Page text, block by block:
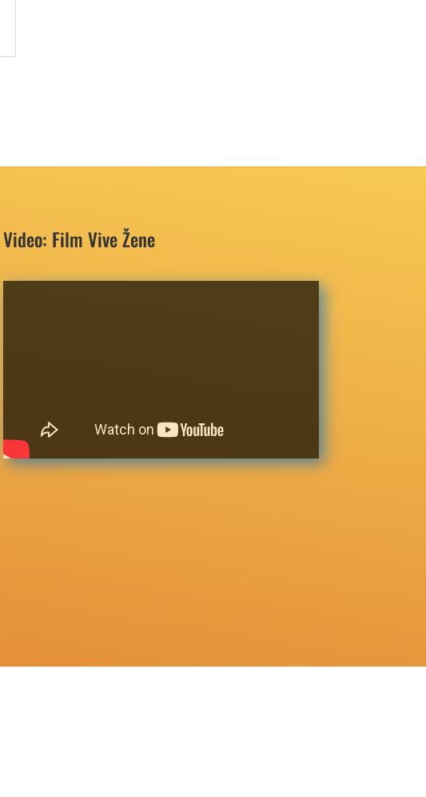
Video: Film Vive Žene